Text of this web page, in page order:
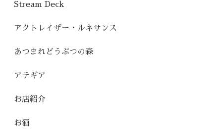
Stream Deck
アクトレイザー・ルネサンス
あつまれどうぶつの森
アテギア
お店紹介
お酒